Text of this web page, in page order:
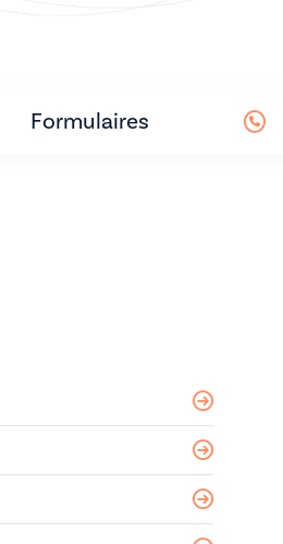
Formulaires